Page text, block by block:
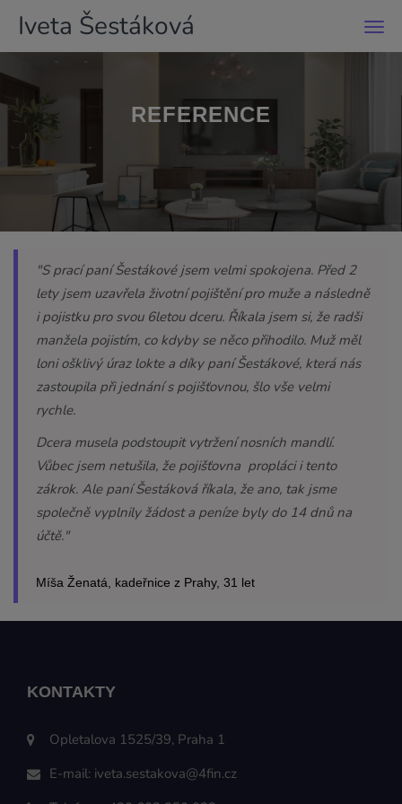
Iveta Šestáková
REFERENCE
"S prací paní Šestákové jsem velmi spokojena. Před 2
lety jsem uzavřela životní pojištění pro muže a následně
i pojistku pro svou 6letou dceru. Říkala jsem si, že radši
manžela pojistím, co kdyby se něco přihodilo. Muž měl
loni ošklivý úraz lokte a díky paní Šestákové, která nás
zastoupila při jednání s pojišťovnou, šlo vše velmi
rychle.
Dcera musela podstoupit vytržení nosních mandlí.
Vůbec jsem netušila, že pojišťovna propláci i tento
zákrok. Ale paní Šestáková říkala, že ano, tak jsme
společně vyplnily žádost a peníze byly do 14 dnů na
účtě."
Míša Ženatá, kadeřnice z Prahy, 31 let
KONTAKTY
Opletalova 1525/39, Praha 1
E-mail: iveta.sestakova@4fin.cz